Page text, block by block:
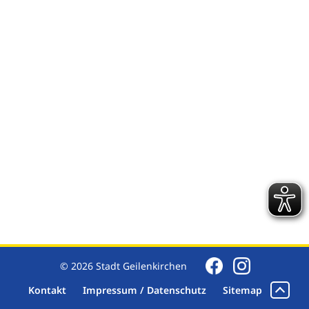
© 2026 Stadt Geilenkirchen
Kontakt
Impressum / Datenschutz Sitemap